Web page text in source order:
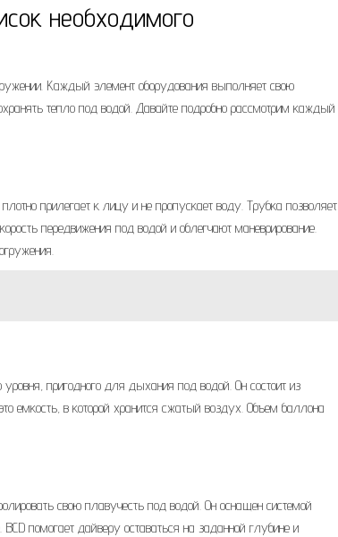
необходимого
Каждый элемент оборудования выполняет свою
тепло под водой. Давайте подробно рассмотрим каждый
прилегает к лицу и не пропускает воду. Трубка позволяет
передвижения под водой и облегчают маневрирование.
пригодного для дыхания под водой. Он состоит из
емкость, в которой хранится сжатый воздух. Объем баллона
свою плавучесть под водой. Он оснащен системой
помогает дайверу оставаться на заданной глубине и